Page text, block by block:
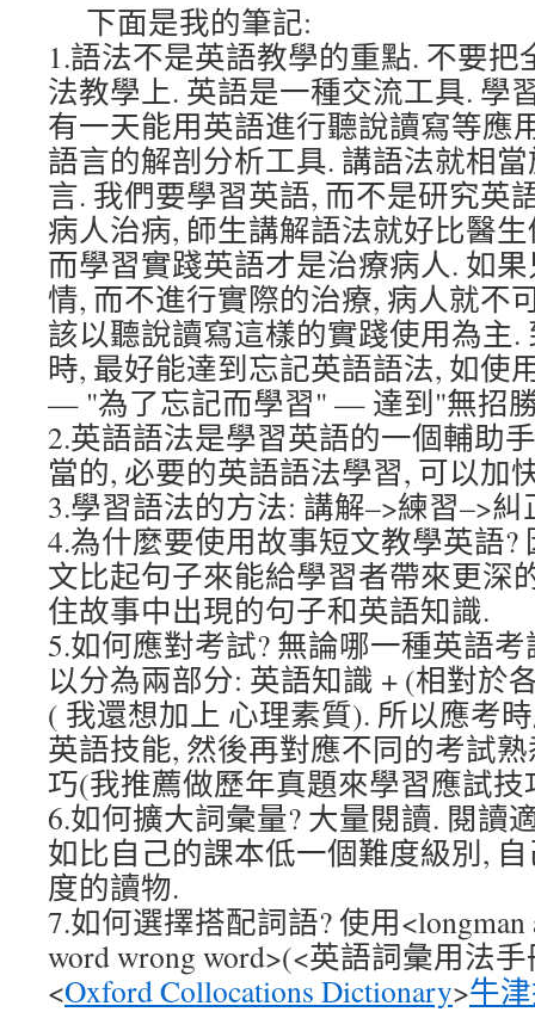
下面是我的筆記:
1.語法不是英語教學的重點. 不要
法教學上. 英語是一種交流工具. 學
有一天能用英語進行聽說讀寫等應
語言的解剖分析工具. 講語法就相
言. 我們要學習英語, 而不是研究英
病人治病, 師生講解語法就好比醫
而學習實踐英語才是治療病人. 如
情, 而不進行實際的治療, 病人就不
該以聽說讀寫這樣的實踐使用為主.
時, 最好能達到忘記英語語法, 如使
— "為了忘記而學習" — 達到"無招
2.英語語法是學習英語的一個輔助
當的, 必要的英語語法學習, 可以加
3.學習語法的方法: 講解–>練習–>糾
4.為什麼要使用故事短文教學英語?
文比起句子來能給學習者帶來更深
住故事中出現的句子和英語知識.
5.如何應對考試? 無論哪一種英語
以分為兩部分: 英語知識 + (相對於
( 我還想加上 心理素質). 所以應考
英語技能, 然後再對應不同的考試
巧(我推薦做歷年真題來學習應試技
6.如何擴大詞彙量? 大量閱讀. 閱讀
如比自己的課本低一個難度級別,
度的讀物.
7.如何選擇搭配詞語? 使用<longman
word wrong word>(<英語詞彙用法
<Oxford Collocations Dictionary>牛